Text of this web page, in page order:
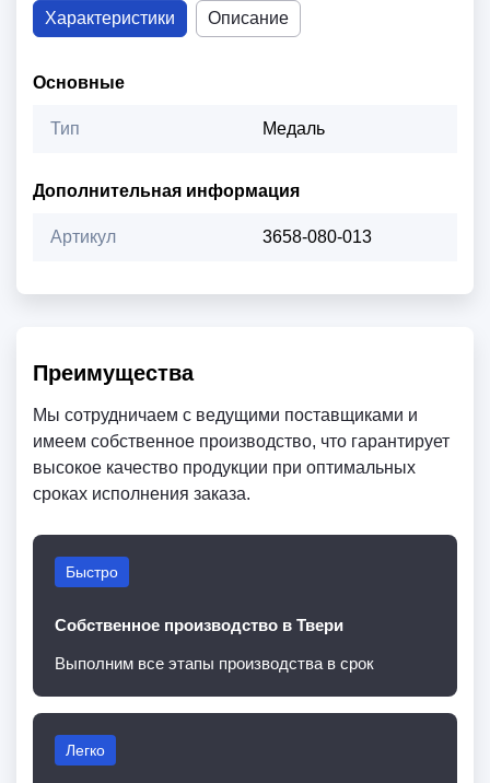
Характеристики Описание
Основные
Тип Медаль
Дополнительная информация
Артикул 3658-080-013
Преимущества
Мы сотрудничаем с ведущими поставщиками и
имеем собственное производство, что гарантирует
высокое качество продукции при оптимальных
сроках исполнения заказа.
Быстро
Собственное производство в Твери
Выполним все этапы производства в срок
Легко